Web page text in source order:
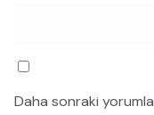
Daha sonraki